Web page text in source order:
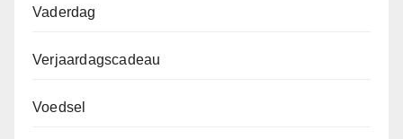
Vaderdag
Verjaardagscadeau
Voedsel